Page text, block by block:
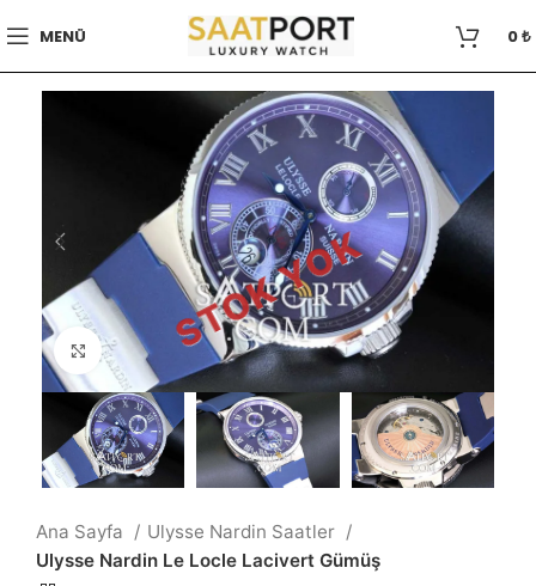
MENÜ 0₺
Büyütmek için tıklayın
STOK YOK
Ana Sayfa
Ulysse Nardin Saatler
Ulysse Nardin Le Locle Lacivert Gümüş